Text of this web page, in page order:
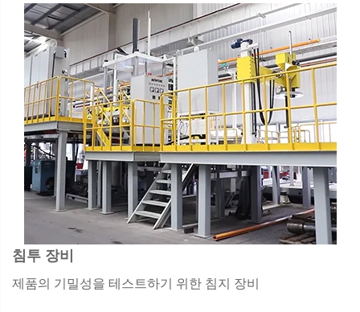
침투 장비
제품의 기밀성을 테스트하기 위한 침지 장비